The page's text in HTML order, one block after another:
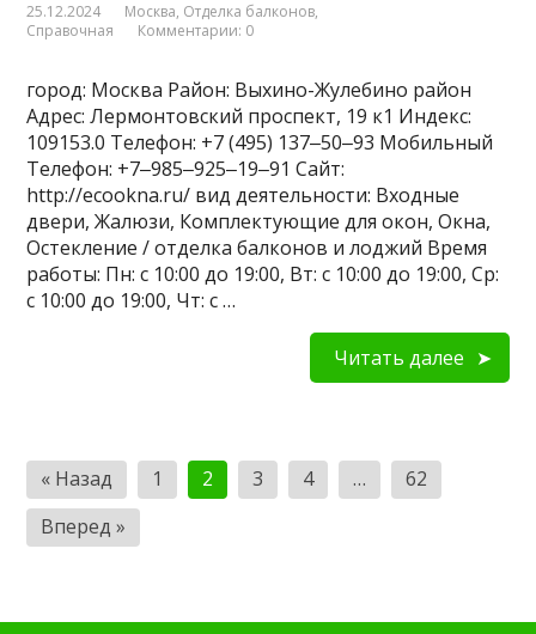
25.12.2024 Москва, Отделка балконов,
Справочная
Комментарии: 0
город: Москва Район: Выхино-Жулебино район
Адрес: Лермонтовский проспект, 19 к1 Индекс:
109153.0 Телефон: +7 (495) 137‒50‒93 Мобильный
Телефон: +7‒985‒925‒19‒91 Сайт:
http://ecookna.ru/ вид деятельности: Входные
двери, Жалюзи, Комплектующие для окон, Окна,
Остекление / отделка балконов и лоджий Время
работы: Пн: с 10:00 до 19:00, Вт: с 10:00 до 19:00, Ср:
с 10:00 до 19:00, Чт: с …
Читать далее
Пагинация
записей
« Назад 1 2 3 4 …
62
Вперед »